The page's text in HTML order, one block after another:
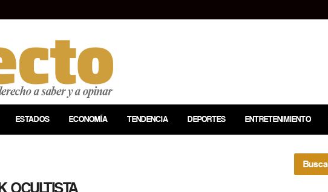
ESTADOS ECONOMÍA TENDENCIA DEPORTES ENTRETENIMIENTO
OCULTISTA